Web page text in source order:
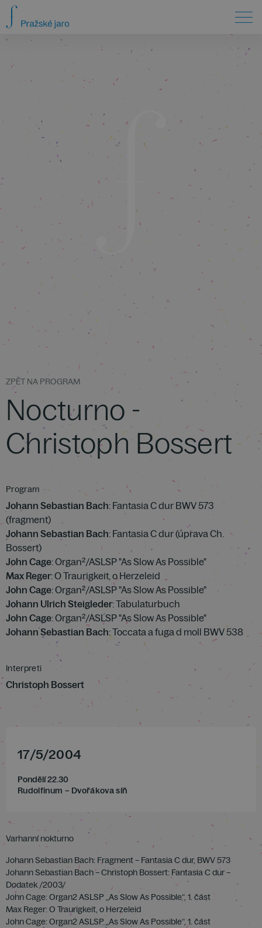
ZPĚT NA PROGRAM
Nocturno -
Christoph Bossert
Program
Johann Sebastian Bach: Fantasia C dur BWV 573
(fragment)
Johann Sebastian Bach: Fantasia C dur (úprava Ch.
Bossert)
John Cage: Organ²/ASLSP "As Slow As Possible"
Max Reger: O Traurigkeit, o Herzeleid
John Cage: Organ²/ASLSP "As Slow As Possible"
Johann Ulrich Steigleder: Tabulaturbuch
John Cage: Organ²/ASLSP "As Slow As Possible"
Johann Sebastian Bach: Toccata a fuga d moll BWV 538
Interpreti
Christoph Bossert
17/5/2004
Pondělí 22.30
Rudolfinum – Dvořákova síň
Varhanní nokturno
Johann Sebastian Bach: Fragment – Fantasia C dur, BWV 573
Johann Sebastian Bach – Christoph Bossert: Fantasia C dur –
Dodatek /2003/
John Cage: Organ2 ASLSP „As Slow As Possible“, 1. část
Max Reger: O Traurigkeit, o Herzeleid
John Cage: Organ2 ASLSP „As Slow As Possible“, 1. část